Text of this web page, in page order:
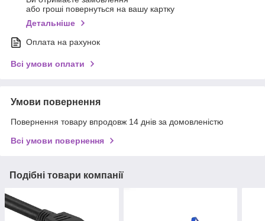
або гроші повернуться на вашу картку
Детальніше
Оплата на рахунок
Всі умови оплати
Умови повернення
Повернення товару впродовж 14 днів за домовленістю
Всі умови повернення
Подібні товари компанії